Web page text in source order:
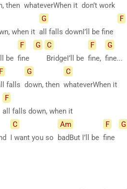
then whateverWhen it don’t work
when it
G
all falls downI’ll be fine
F
be
F
fine
G
C
BridgeI’ll be
F
fine,
G
fine...
F
falls
G
down, then
C
whateverWhen it
F
all falls down, when it
C
I want you so
Am
badBut I’ll be
F
fine
G